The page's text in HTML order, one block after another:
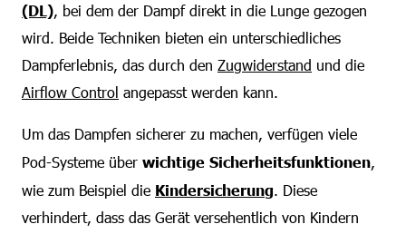
(DL), bei dem der Dampf direkt in die Lunge gezogen
wird. Beide Techniken bieten ein unterschiedliches
Dampferlebnis, das durch den Zugwiderstand und die
Airflow Control angepasst werden kann.
Um das Dampfen sicherer zu machen, verfügen viele
Pod-Systeme über wichtige Sicherheitsfunktionen,
wie zum Beispiel die Kindersicherung. Diese
verhindert, dass das Gerät versehentlich von Kindern